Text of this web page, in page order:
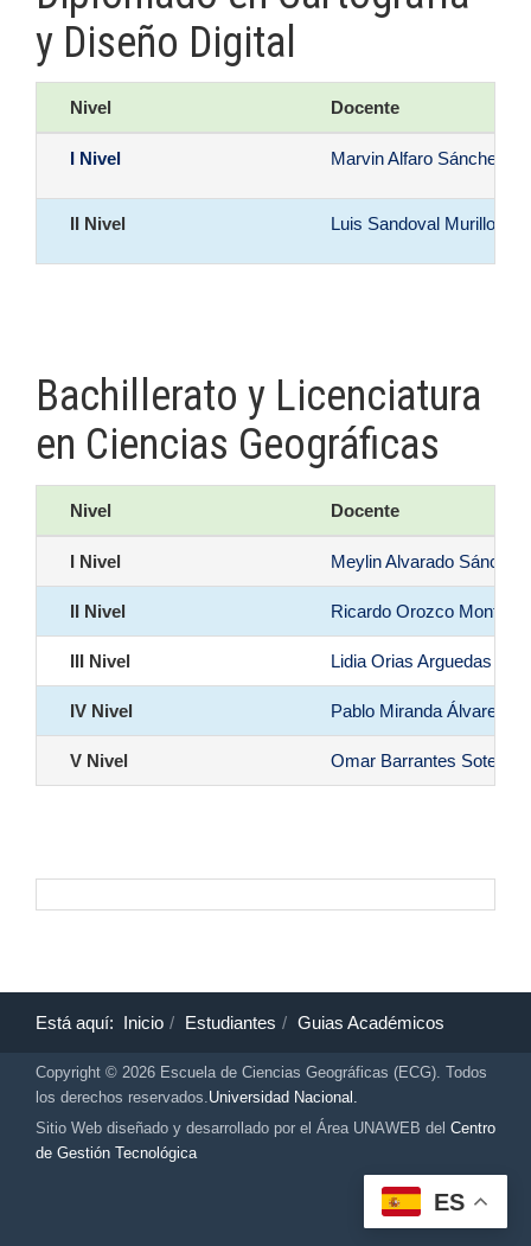
ES
y Diseño Digital
Nivel Docente
I Nivel Marvin Alfaro Sánchez
II Nivel Luis Sandoval Murillo
Bachillerato y Licenciatura
en Ciencias Geográficas
Nivel Docente
I Nivel Meylin Alvarado Sánchez
II Nivel Ricardo Orozco Montoya
III Nivel Lidia Orias Arguedas
IV Nivel Pablo Miranda Álvarez
V Nivel Omar Barrantes Sotela
Está aquí: Inicio Estudiantes Guias Académicos
Copyright © 2026 Escuela de Ciencias Geográficas (ECG). Todos
los derechos reservados.Universidad Nacional.
Sitio Web diseñado y desarrollado por el Área UNAWEB del Centro
de Gestión Tecnológica